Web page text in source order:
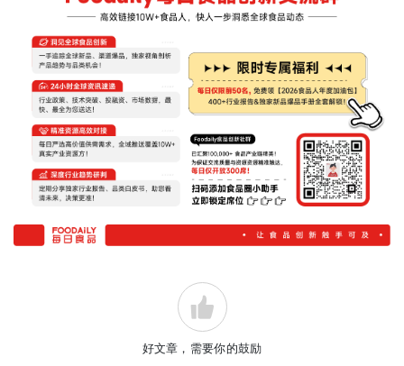
好文章，需要你的鼓励